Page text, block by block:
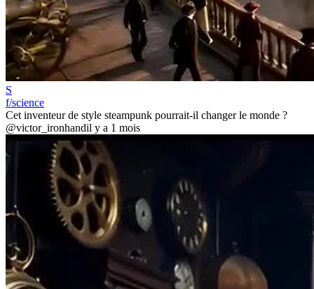
S
f/science
Cet inventeur de style steampunk pourrait-il changer le monde ?
@victor_ironhandil y a 1 mois